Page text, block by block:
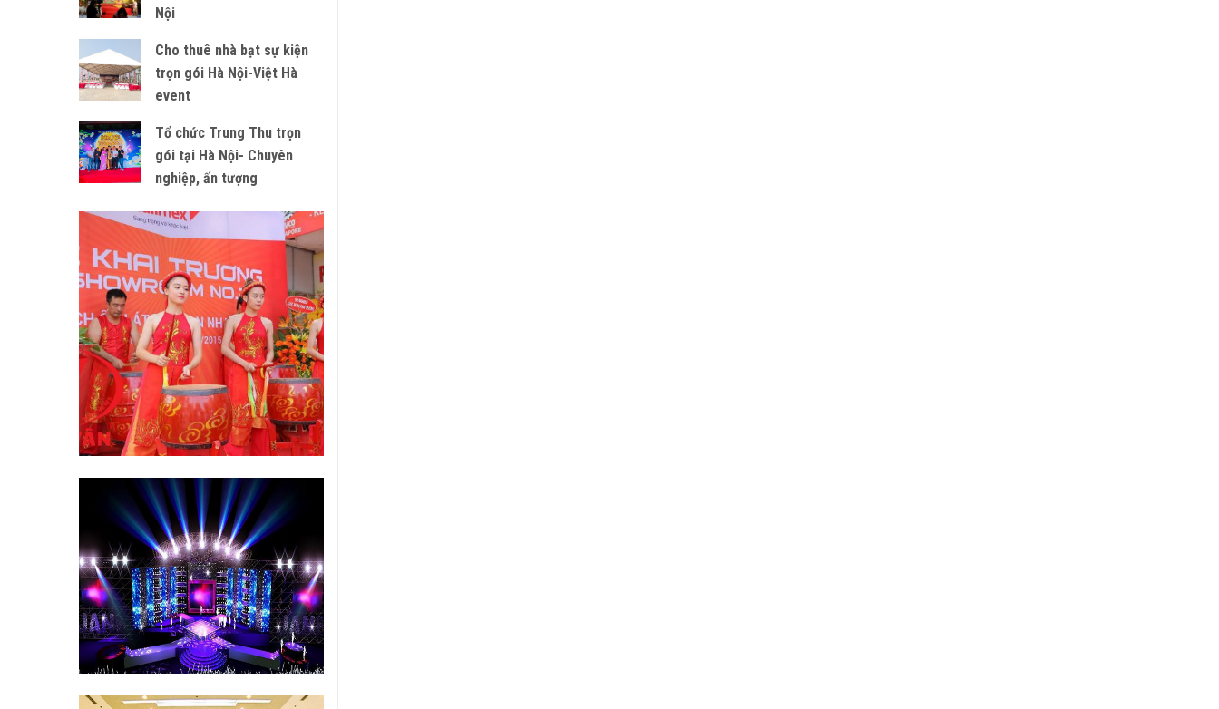
Nội
Cho thuê nhà bạt sự kiện
trọn gói Hà Nội-Việt Hà
event
Tổ chức Trung Thu trọn
gói tại Hà Nội- Chuyên
nghiệp, ấn tượng